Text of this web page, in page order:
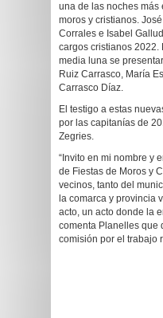
una de las noches
moros y cristianos.
Corrales e Isabel
cargos cristianos 2022.
media luna se
Ruiz Carrasco, María
Carrasco Díaz.
El testigo a estas
por las capitanías de
Zegries.
“Invito en mi nombre y
de Fiestas de Moros y
vecinos, tanto del
la comarca y provincia
acto, un acto donde la
comenta Planelles que
comisión por el trabajo